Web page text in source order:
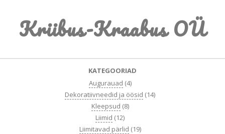
contentKriibus-Kraabus OÜ
KATEGOORIAD
Augurauad (4)
Dekoratiivneedid ja öösid (14)
Kleepsud (8)
Liimid (12)
Liimitavad pärlid (19)